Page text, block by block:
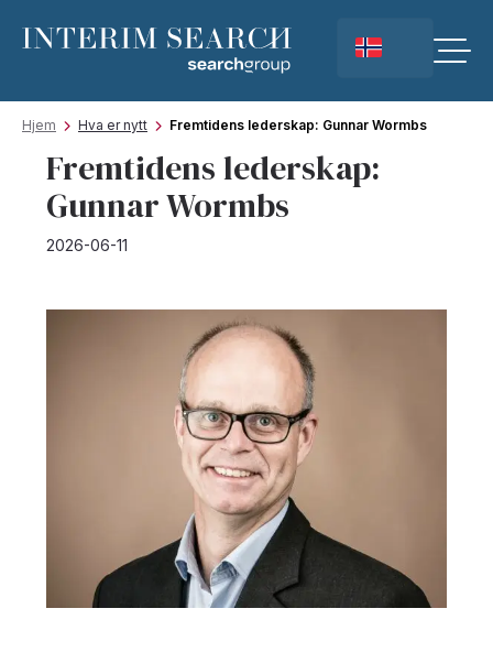
Hjem Hva er nytt Fremtidens lederskap: Gunnar Wormbs
Fremtidens lederskap:
Gunnar Wormbs
2026-06-11